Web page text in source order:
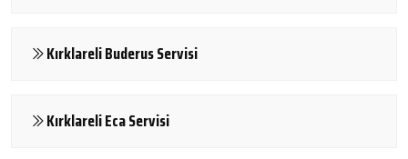
Kırklareli Buderus Servisi
Kırklareli Eca Servisi